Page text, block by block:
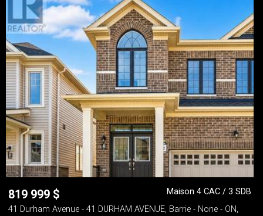
819 999 $
Maison 4 CAC / 3 SDB
41 Durham Avenue - 41 DURHAM AVENUE, Barrie - None - ON,